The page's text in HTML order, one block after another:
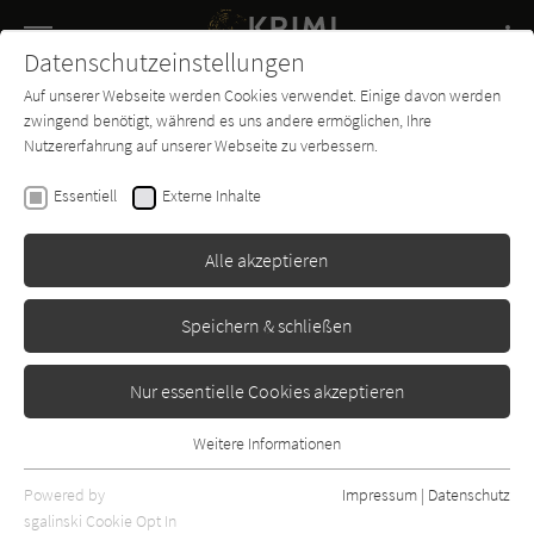
SUCHE
Buch-
Entdecker
Forum Charts
Eva Ehley
Männer schweigen
Erschienen: Januar 2013 Bibliogr. Angaben
Datenschutzeinstellungen
Auf unserer Webseite werden Cookies verwendet. Einige davon werden
zwingend benötigt, während es uns andere ermöglichen, Ihre
Nutzererfahrung auf unserer Webseite zu verbessern.
Essentiell Externe Inhalte
Alle akzeptieren
Speichern & schließen
Nur essentielle Cookies akzeptieren
Essentielle Cookies werden für grundlegende Funktionen der
Webseite benötigt. Dadurch ist gewährleistet, dass die Webseite
Weitere Informationen
Powered by
sgalinski Cookie Opt In
Impressum | Datenschutz